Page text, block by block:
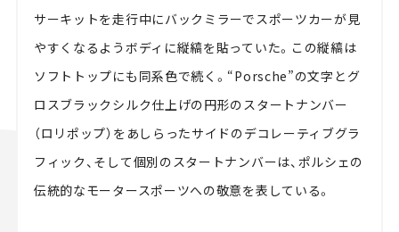
サーキットを走行中にバックミラーでスポーツカーが見
やすくなるようボディに縦縞を貼っていた。この縦縞は
ソフトトップにも同系色で続く。“Porsche”の文字とグ
ロスブラックシルク仕上げの円形のスタートナンバー
（ロリポップ）をあしらったサイドのデコレーティブグラ
フィック、そして個別のスタートナンバーは、ポルシェの
伝統的なモータースポーツへの敬意を表している。